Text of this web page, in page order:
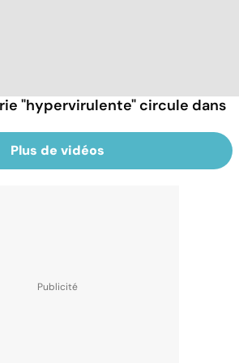
"hypervirulente" circule dans
Plus de vidéos